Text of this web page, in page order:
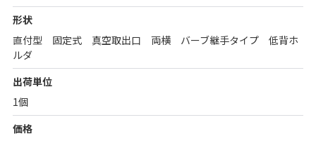
形状
直付型 固定式 真空取出口 両横 バーブ継手タイプ 低背ホ
ルダ
出荷単位
1個
価格